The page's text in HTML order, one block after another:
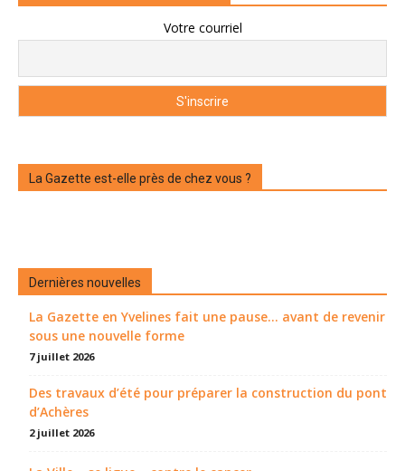
Votre courriel
La Gazette est-elle près de chez vous ?
Dernières nouvelles
La Gazette en Yvelines fait une pause... avant de revenir
sous une nouvelle forme
7 juillet 2026
Des travaux d’été pour préparer la construction du pont
d’Achères
2 juillet 2026